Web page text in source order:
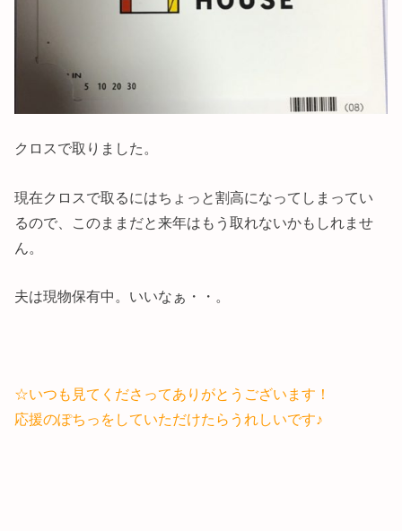
クロスで取りました。
現在クロスで取るにはちょっと割高になってしまってい
るので、このままだと来年はもう取れないかもしれませ
ん。
夫は現物保有中。いいなぁ・・。
☆いつも見てくださってありがとうございます！
応援のぽちっをしていただけたらうれしいです♪